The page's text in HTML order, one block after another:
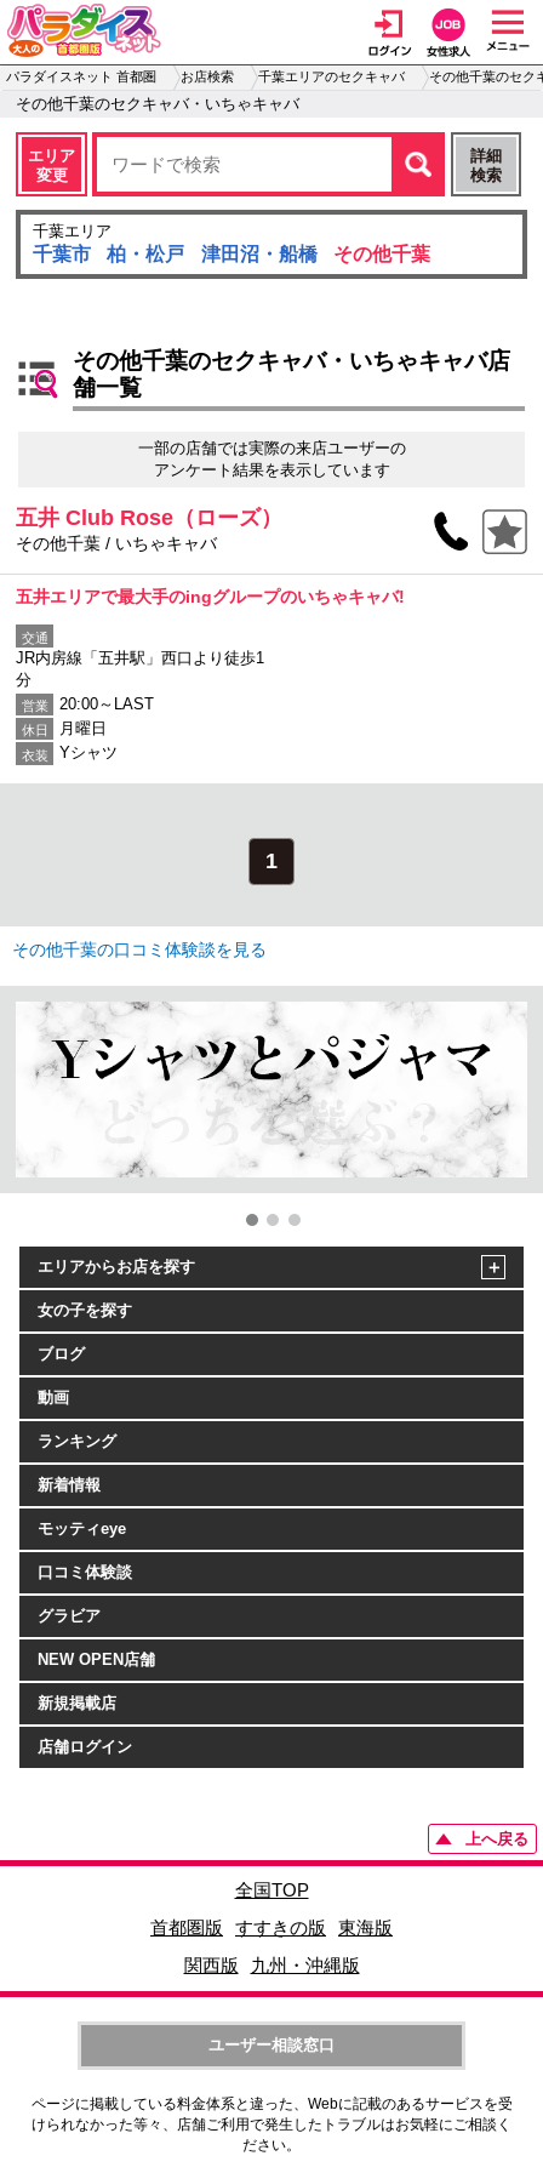
パラダイスネット 首都圏 お店検索 千葉エリアのセクキャバ その他千葉のセク
その他千葉のセクキャバ・いちゃキャバ
エリア
変更
詳細
検索
千葉エリア
千葉市 柏・松戸 津田沼・船橋 その他千葉
その他千葉のセクキャバ・いちゃキャバ店
舗一覧
一部の店舗では実際の来店ユーザーの
アンケート結果を表示しています
五井 Club Rose（ローズ）
その他千葉 / いちゃキャバ
五井エリアで最大手のingグループのいちゃキャバ!
交通
JR内房線「五井駅」西口より徒歩1
分
営業 20:00～LAST
休日 月曜日
衣装 Yシャツ
1
その他千葉の口コミ体験談を見る
エリアからお店を探す
女の子を探す
ブログ
動画
ランキング
新着情報
モッティeye
口コミ体験談
グラビア
NEW OPEN店舗
新規掲載店
店舗ログイン
上へ戻る
全国TOP
首都圏版
すすきの版
東海版
関西版
九州・沖縄版
ユーザー相談窓口
ページに掲載している料金体系と違った、Webに記載のあるサービスを受
けられなかった等々、店舗ご利用で発生したトラブルはお気軽にご相談く
ださい。